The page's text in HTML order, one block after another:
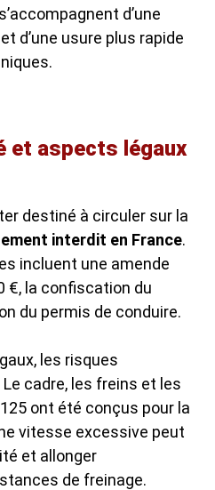
d’une
d’une usure plus rapide
et aspects légaux
destiné à circuler sur la
interdit en France.
incluent une amende
€, la confiscation du
du permis de conduire.
les risques
cadre, les freins et les
ont été conçus pour la
vitesse excessive peut
et allonger
de freinage.